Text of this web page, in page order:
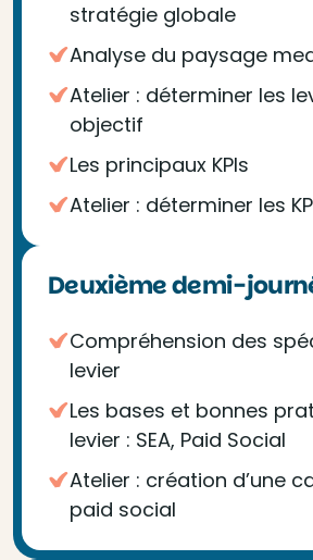
stratégie globale
Analyse du paysage
Atelier : déterminer les
objectif
Les principaux KPIs
Atelier : déterminer les
Deuxième demi-
Compréhension des
levier
Les bases et bonnes
levier : SEA, Paid Social
Atelier : création d’une
paid social